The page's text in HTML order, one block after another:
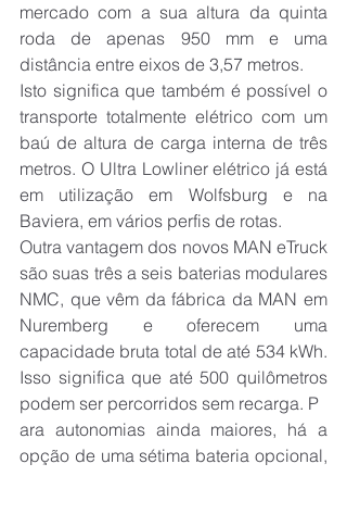
mercado com a sua altura da quinta
roda de apenas 950 mm e uma
distância entre eixos de 3,57 metros.
Isto significa que também é possível o
transporte totalmente elétrico com um
baú de altura de carga interna de três
metros. O Ultra Lowliner elétrico já está
em utilização em Wolfsburg e na
Baviera, em vários perfis de rotas.
Outra vantagem dos novos MAN eTruck
são suas três a seis baterias modulares
NMC, que vêm da fábrica da MAN em
Nuremberg e oferecem uma
capacidade bruta total de até 534 kWh.
Isso significa que até 500 quilômetros
podem ser percorridos sem recarga. P
ara autonomias ainda maiores, há a
opção de uma sétima bateria opcional,